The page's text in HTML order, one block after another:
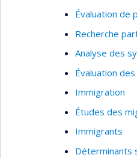
Évaluation de
Recherche
Analyse des
Évaluation
Immigration
Études des
Immigrants
Déterminants